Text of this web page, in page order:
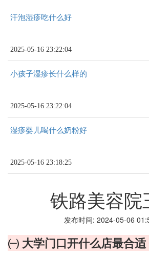
汗泡湿疹吃什么好
2025-05-16 23:22:04
小孩子湿疹长什么样的
2025-05-16 23:22:04
湿疹婴儿喝什么奶粉好
2025-05-16 23:18:25
铁路美容院
发布时间: 2024-05-06
㈠ 大学门口开什么店最合